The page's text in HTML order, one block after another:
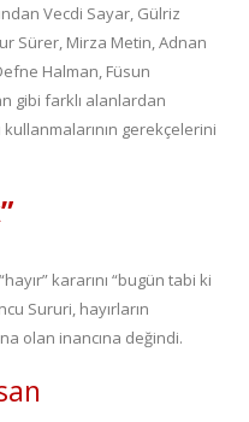
Vecdi Sayar, Gülriz
Sürer, Mirza Metin, Adnan
Halman, Füsun
gibi farklı alanlardan
gerekçelerini
kararını “bugün tabi ki
Sururi, hayırların
olan inancına değindi.